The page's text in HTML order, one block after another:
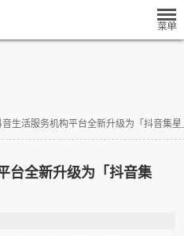
音生活服务机构平台全新升级为「抖音集星
台全新升级为「抖音集